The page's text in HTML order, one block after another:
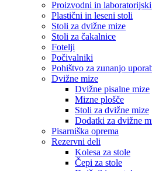
Proizvodni in
Plastični in leseni stoli
Stoli za dvižne mize
Stoli za čakalnice
Fotelji
Počivalniki
Pohištvo za zunanjo
Dvižne mize
Dvižne pisalne mize
Mizne plošče
Stoli za dvižne mize
Dodatki za dvižne
Pisarniška oprema
Rezervni deli
Kolesa za stole
Čepi za stole